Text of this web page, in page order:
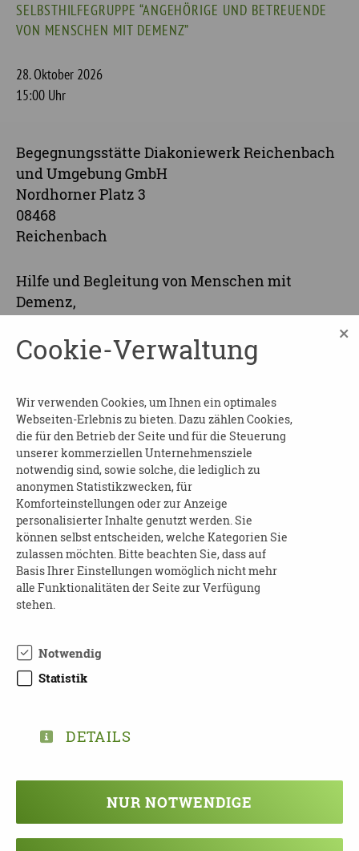
SELBSTHILFEGRUPPE “ANGEHÖRIGE UND BETREUENDE
VON MENSCHEN MIT DEMENZ”
28. Oktober 2026
15:00 Uhr
Begegnungsstätte Diakoniewerk Reichenbach
und Umgebung GmbH
Nordhorner Platz 3
08468
Reichenbach
Hilfe und Begleitung von Menschen mit
Demenz,
Fragestunde zum Thema Demenz, ab 15:00 Uhr
Wo : Begegnungsstätte Diakoniewerk
Reichenbach und Umgebung GmbH
Kosten: frei
Anmeldungerforderlich an:
Barbara Vogl
Tel.: 03765 325 900
E-Mail:BA-Vogl@t-online.de
Weitere Informationen und Termine finden Sie
unten zum Download.
REICHENBACH 2026
TEILEN
Cookie-Verwaltung ×
Wir verwenden Cookies, um Ihnen ein optimales
Webseiten-Erlebnis zu bieten. Dazu zählen Cookies,
die für den Betrieb der Seite und für die Steuerung
unserer kommerziellen Unternehmensziele
notwendig sind, sowie solche, die lediglich zu
anonymen Statistikzwecken, für
Komforteinstellungen oder zur Anzeige
personalisierter Inhalte genutzt werden. Sie
können selbst entscheiden, welche Kategorien Sie
zulassen möchten. Bitte beachten Sie, dass auf
Basis Ihrer Einstellungen womöglich nicht mehr
alle Funktionalitäten der Seite zur Verfügung
stehen.
Notwendig
Statistik
DETAILS
NUR NOTWENDIGE